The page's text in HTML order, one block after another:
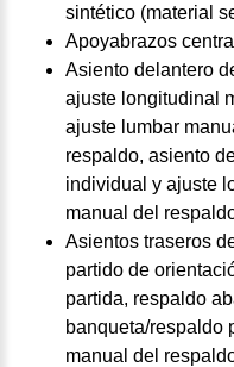
sintético (material
Apoyabrazos
Asiento delantero
ajuste longitudinal
ajuste lumbar
respaldo, asiento
individual y ajuste
manual del
Asientos traseros
partido de
partida, respaldo
banqueta/respaldo
manual del